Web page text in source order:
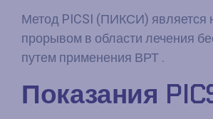
Метод PICSI (ПИКСИ) является
прорывом в области лечения
путем применения ВРТ .
Показания